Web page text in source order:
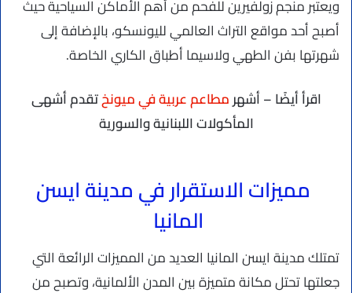
ويعتبر منجم زولفيرين للفحم من أهم الأماكن السياحية حيث
أصبح أحد مواقع التراث العالمي لليونسكو، بالإضافة إلى
شهرتها بفن الطهي ولاسيما أطباق الكاري الخاصة.
اقرأ أيضًا – أشهرمطاعم عربية في ميونختقدم أشهى
المأكولات اللبنانية والسورية
مميزات الاستقرار في مدينة ايسن
المانيا
تمتلك مدينة ايسن المانيا العديد من المميزات الرائعة التي
جعلتها تحتل مكانة متميزة بين المدن الألمانية، وتصبح من